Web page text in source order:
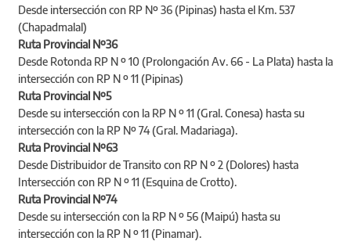
Desde intersección con RP Nº 36 (Pipinas) hasta el Km. 537
(Chapadmalal)
Ruta Provincial Nº36
Desde Rotonda RP N º 10 (Prolongación Av. 66 - La Plata) hasta la
intersección con RP N º 11 (Pipinas)
Ruta Provincial Nº5
Desde su intersección con la RP N º 11 (Gral. Conesa) hasta su
intersección con la RP Nº 74 (Gral. Madariaga).
Ruta Provincial Nº63
Desde Distribuidor de Transito con RP N º 2 (Dolores) hasta
Intersección con RP N º 11 (Esquina de Crotto).
Ruta Provincial Nº74
Desde su intersección con la RP N º 56 (Maipú) hasta su
intersección con la RP N º 11 (Pinamar).